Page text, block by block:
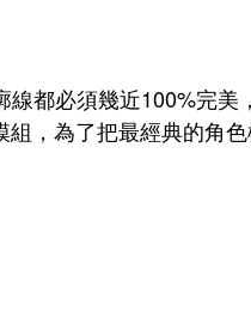
都必須幾近100%完
，為了把最經典的角色